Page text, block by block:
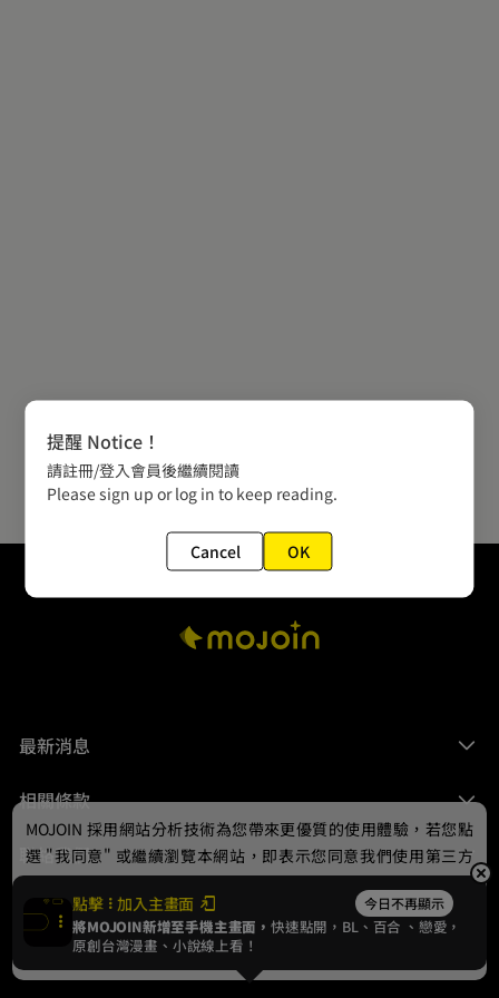
最新消息
相關條款
聯絡我們
© 2024 gamania Digital Entertainment Co., Ltd.
點擊 加入主畫面 今日不再顯示
將MOJOIN新增至手機主畫面，快速點開，BL、 百合 、戀愛，
原創台灣漫畫、小說線上看！
MOJOIN 採用網站分析技術為您帶來更優質的使用體驗，若您點
選 "我同意" 或繼續瀏覽本網站，即表示您同意我們使用第三方
Cookie，欲瞭解更多資訊請見隱私權政策。
我同意
提醒 Notice！
請註冊/登入會員後繼續閱讀
Please sign up or log in to keep reading.
Cancel OK